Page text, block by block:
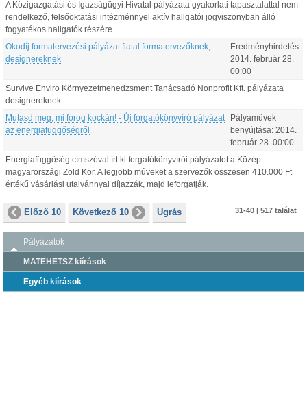
A Közigazgatási és Igazságügyi Hivatal pályázata gyakorlati tapasztalattal nem
rendelkező, felsőoktatási intézménnyel aktív hallgatói jogviszonyban álló
fogyatékos hallgatók részére.
Ökodíj formatervezési pályázat fiatal formatervezőknek,
designereknek
Eredményhirdetés:
2014. február 28
00:00
Survive Enviro Környezetmenedzsment Tanácsadó Nonprofit Kft. pályázata
designereknek
Mutasd meg, mi forog kockán! - Új forgatókönyvíró pályázat
az energiafüggőségről
Pályaművek
benyújtása: 2014.
február 28 00:00
Energiafüggőség címszóval írt ki forgatókönyvírói pályázatot a Közép-
magyarországi Zöld Kör. A legjobb műveket a szervezők összesen 410.000 Ft
értékű vásárlási utalvánnyal díjazzák, majd leforgatják.
Előző 10 Következő 10 Ugrás 31-40 | 517 találat
Pályázatok
MATEHETSZ kiírások
Egyéb kiírások